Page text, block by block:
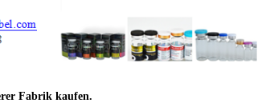
Fabrik kaufen.